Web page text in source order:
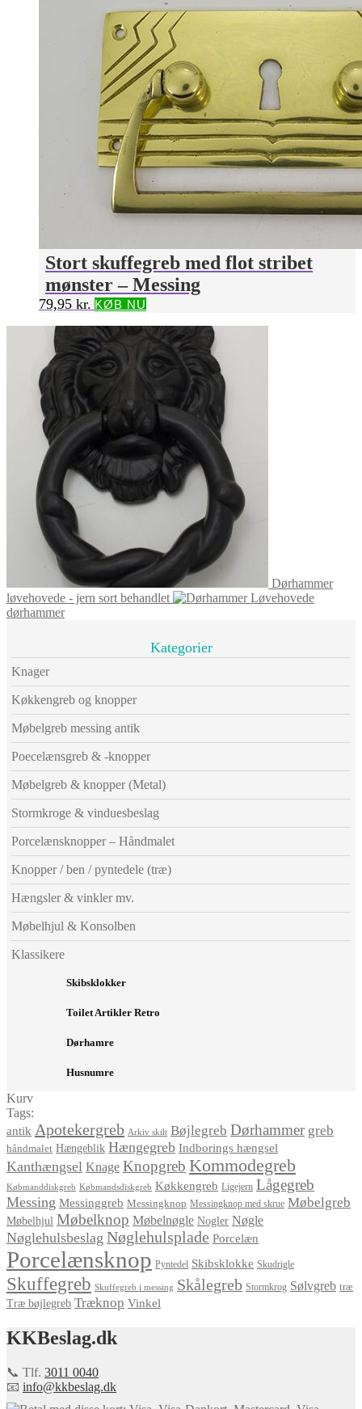
Stort skuffegreb med flot stribet
mønster – Messing
79,95 kr. KØB NU
Dørhammer
løvehovede - jern sort behandlet
Løvehovede
dørhammer
Kategorier
Knager
Køkkengreb og knopper
Møbelgreb messing antik
Poecelænsgreb & -knopper
Møbelgreb & knopper (Metal)
Stormkroge & vinduesbeslag
Porcelænsknopper – Håndmalet
Knopper / ben / pyntedele (træ)
Hængsler & vinkler mv.
Møbelhjul & Konsolben
Klassikere
Skibsklokker
Toilet Artikler Retro
Dørhamre
Husnumre
Kurv
Tags:
antik Apotekergreb Arkiv skilt Bøjlegreb Dørhammer greb
håndmalet Hængeblik Hængegreb Indborings hængsel
Kanthængsel Knage Knopgreb Kommodegreb
Købmanddiskgreb Købmandsdiskgreb Køkkengreb Ligejern Lågegreb
Messing Messinggreb Messingknop Messingknop med skrue Møbelgreb
Møbelhjul Møbelknop Møbelnøgle Nogler Nøgle
Nøglehulsbeslag Nøglehulsplade Porcelæn
Porcelænsknop Pyntedel Skibsklokke Skudrigle
Skuffegreb Skuffegreb i messing Skålegreb Stormkrog Sølvgreb træ
Træ bøjlegreb Træknop Vinkel
KKBeslag.dk
📞 Tlf. 3011 0040
📧 info@kkbeslag.dk